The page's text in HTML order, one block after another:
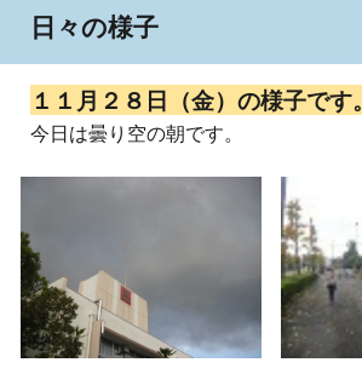
日々の様子
１１月 ２８ 日（金）の様子です。
今日は曇り空の朝です。